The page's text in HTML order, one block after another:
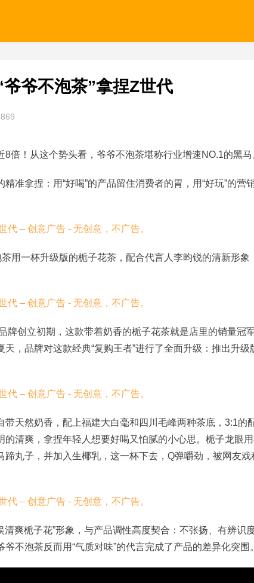
爷不泡茶”拿捏Z世代
倍！从这个势头看，爷爷不泡茶堪称行业增速NO.1的黑马
精准拿捏：用“好喝”的产品留住消费者的胃，用“好玩”的营
用一杯升级版的栀子花茶，配合代言人李昀锐的清新形象
牌创立初期，这款带着奶香的栀子花茶就是店里的销量冠
，品牌对这款经典“复购王者”进行了全面升级：推出升级
带天然奶香，配上福建大白毫和四川毛峰两种茶底， 3:1的
清爽，拿捏年轻人想要好喝又怕腻的小心思。 栀子龙眼用
丸子，并加入生椰乳，这一杯下去， Q弹嚼劲 ，被网友戏
清爽栀子花”形象，与产品调性高度契合：不张扬、有辨识
不泡茶反而用“气质对味”的代言完成了产品的差异化突围